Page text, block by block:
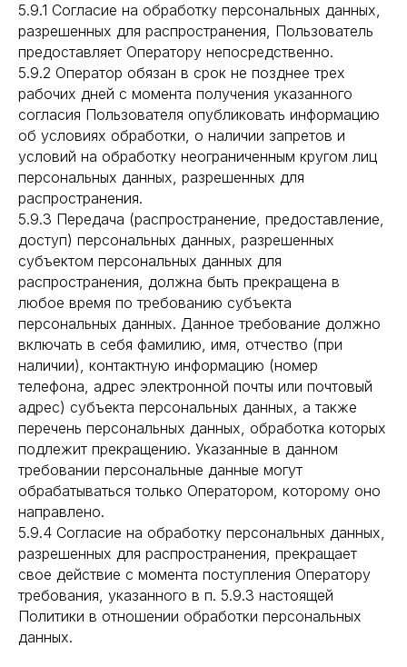
5.9.1 Согласие на обработку персональных данных,
разрешенных для распространения, Пользователь
предоставляет Оператору непосредственно.
5.9.2 Оператор обязан в срок не позднее трех
рабочих дней с момента получения указанного
согласия Пользователя опубликовать информацию
об условиях обработки, о наличии запретов и
условий на обработку неограниченным кругом лиц
персональных данных, разрешенных для
распространения.
5.9.3 Передача (распространение, предоставление,
доступ) персональных данных, разрешенных
субъектом персональных данных для
распространения, должна быть прекращена в
любое время по требованию субъекта
персональных данных. Данное требование должно
включать в себя фамилию, имя, отчество (при
наличии), контактную информацию (номер
телефона, адрес электронной почты или почтовый
адрес) субъекта персональных данных, а также
перечень персональных данных, обработка которых
подлежит прекращению. Указанные в данном
требовании персональные данные могут
обрабатываться только Оператором, которому оно
направлено.
5.9.4 Согласие на обработку персональных данных,
разрешенных для распространения, прекращает
свое действие с момента поступления Оператору
требования, указанного в п. 5.9.3 настоящей
Политики в отношении обработки персональных
данных.